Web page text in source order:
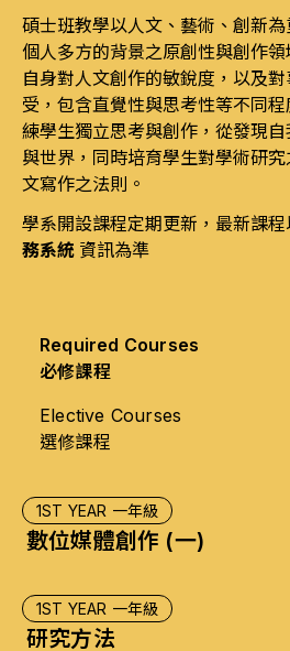
碩士班教學以人文、藝術、創新
個人多方的背景之原創性與創作
自身對人文創作的敏銳度，以及
受，包含直覺性與思考性等不同
練學生獨立思考與創作，從發現
與世界，同時培育學生對學術研
文寫作之法則。
學系開設課程定期更新，最新課程
務系統 資訊為準
Required Courses
必修課程
Elective Courses
選修課程
1ST YEAR 一年級
數位媒體創作 (一)
1ST YEAR 一年級
研究方法